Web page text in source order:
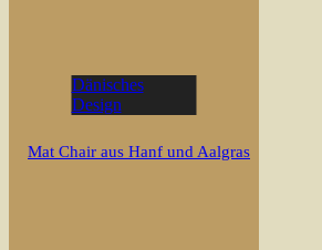
Dänisches
Design
Mat Chair aus Hanf und Aalgras